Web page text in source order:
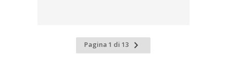
Pagina 1 di 13
Pagina
successiva